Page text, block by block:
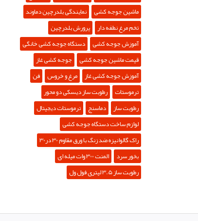
ماشین جوجه کشی نمایندگی بلدرچین دماوند
تخم مرغ نطفه دار پرورش بلدرچین
آموزش جوجه کشی دستگاه جوجه کشی خانگی
قیمت ماشین جوجه کشی
جوجه کشی غاز
آموزش جوجه کشی غاز مرغ و خروس فن
ترموستات رطوبت ساز دیسکی دو محور
رطوبت ساز دماسنج ترموستات دیجیتال
لوازم ساخت دستگاه جوجه کشی
راک گالوانیزه ضد زنگ با ورق مقاوم 30 در30
بخور سرد
المنت 300 وات میله ای
رطوبت ساز 3.5 لیتری فول ول